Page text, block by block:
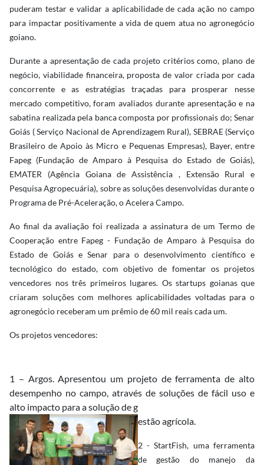
puderam testar e validar a aplicabilidade de cada ação no campo
para impactar positivamente a vida de quem atua no agronegócio
goiano.
Durante a apresentação de cada projeto critérios como, plano de
negócio, viabilidade financeira, proposta de valor criada por cada
concorrente e as estratégias traçadas para prosperar nesse
mercado competitivo, foram avaliados durante apresentação e na
sabatina realizada pela banca composta por profissionais do; Senar
Goiás ( Serviço Nacional de Aprendizagem Rural), SEBRAE (Serviço
Brasileiro de Apoio às Micro e Pequenas Empresas), Bayer, entre
Fapeg (Fundação de Amparo à Pesquisa do Estado de Goiás),
EMATER (Agência Goiana de Assistência , Extensão Rural e
Pesquisa Agropecuária), sobre as soluções desenvolvidas durante o
Programa de Pré-Aceleração, o Acelera Campo.
Ao final da avaliação foi realizada a assinatura de um Termo de
Cooperação entre Fapeg - Fundação de Amparo à Pesquisa do
Estado de Goiás e Senar para o desenvolvimento científico e
tecnológico do estado, com objetivo de fomentar os projetos
vencedores nos três primeiros lugares. Os startups goianas que
criaram soluções com melhores aplicabilidades voltadas para o
agronegócio receberam um prêmio de 60 mil reais cada um.
Os projetos vencedores:
1 – Argos. Apresentou um projeto de ferramenta de alto
desempenho no campo, através de soluções de fácil uso e
alto impacto para a solução de g
estão agrícola.
2 - StartFish, uma ferramenta
de gestão do manejo da